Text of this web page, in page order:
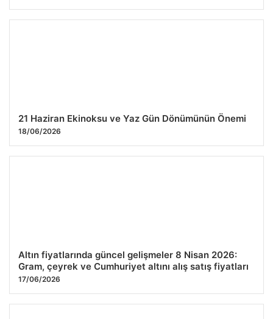
21 Haziran Ekinoksu ve Yaz Gün Dönümünün Önemi
18/06/2026
Altın fiyatlarında güncel gelişmeler 8 Nisan 2026:
Gram, çeyrek ve Cumhuriyet altını alış satış fiyatları
17/06/2026